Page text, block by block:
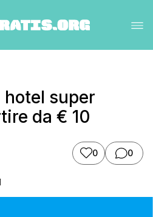
hotel super
da € 10
0 0